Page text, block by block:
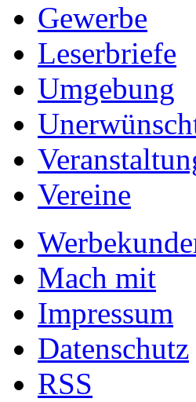
Gewerbe
Leserbriefe
Umgebung
Vereine
Mach mit
Impressum
Datenschutz
RSS